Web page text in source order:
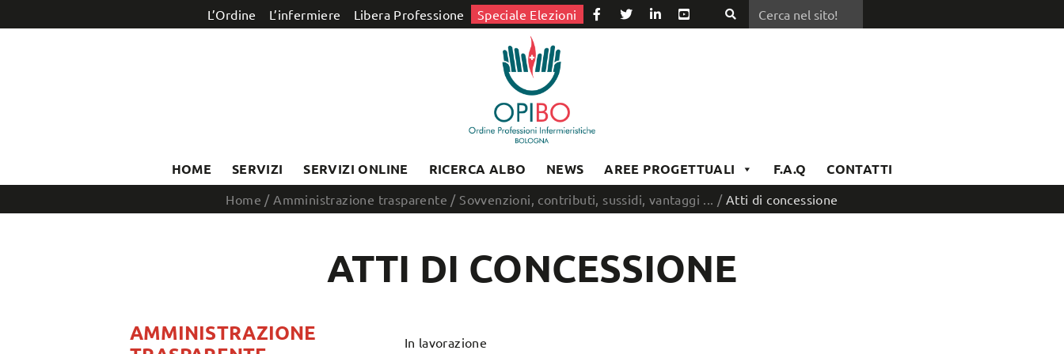
L’Ordine L’infermiere Libera Professione Speciale Elezioni
Cerca
HOME SERVIZI SERVIZI ONLINE RICERCA ALBO NEWS AREE PROGETTUALI F.A.Q CONTATTI
Home / Amministrazione trasparente / Sovvenzioni, contributi, sussidi, vantaggi ... / Atti di concessione
ATTI DI CONCESSIONE
In lavorazione
AMMINISTRAZIONE